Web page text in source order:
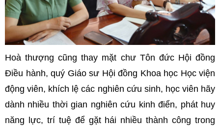
Hoà thượng cũng thay mặt chư Tôn đức Hội đồng
Điều hành, quý Giáo sư Hội đồng Khoa học Học viện
động viên, khích lệ các nghiên cứu sinh, học viên hãy
dành nhiều thời gian nghiên cứu kinh điển, phát huy
năng lực, trí tuệ để gặt hái nhiều thành công trong